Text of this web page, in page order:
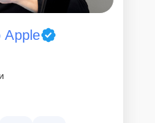
Apple